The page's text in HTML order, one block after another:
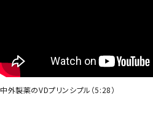
中外製薬のVDプリンシプル（5:28）